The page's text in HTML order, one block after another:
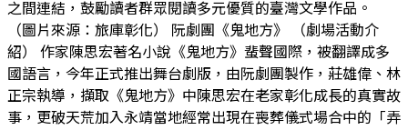
之間連結，鼓勵讀者群眾閱讀多元優質的臺灣文學作品。
（圖片來源：旅庫彰化） 阮劇團《鬼地方》 （劇場活動介
紹） 作家陳思宏著名小說《鬼地方》蜚聲國際，被翻譯成多
國語言，今年正式推出舞台劇版，由阮劇團製作，莊雄偉、林
正宗執導，擷取《鬼地方》中陳思宏在老家彰化成長的真實故
事，更破天荒加入永靖當地經常出現在喪葬儀式場合中的「弄